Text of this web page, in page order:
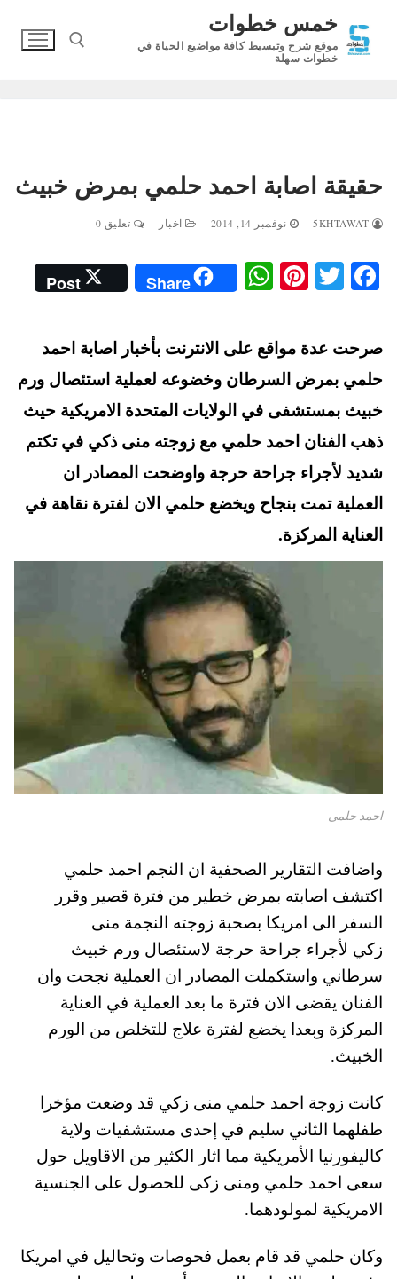
المحتوى
خمس خطوات
موقع شرح وتبسيط كافة مواضيع الحياة في
خطوات سهلة
حقيقة اصابة احمد حلمي بمرض خبيث
نوفمبر 14, 2014 اخبار تعليق 0
Fa
ok
T
r
Pi
er
es
t
W
ha
ts
A
pp
Share
Post
صرحت عدة مواقع على الانترنت بأخبار اصابة احمد
حلمي بمرض السرطان وخضوعه لعملية استئصال ورم
خبيث بمستشفى في الولايات المتحدة الامريكية حيث
ذهب الفنان احمد حلمي مع زوجته منى ذكي في تكتم
شديد لأجراء جراحة حرجة واوضحت المصادر ان
العملية تمت بنجاح ويخضع حلمي الان لفترة نقاهة في
العناية المركزة.
احمد حلمى
واضافت التقارير الصحفية ان النجم احمد حلمي
اكتشف اصابته بمرض خطير من فترة قصير وقرر
السفر الى امريكا بصحبة زوجته النجمة منى
زكي لأجراء جراحة حرجة لاستئصال ورم خبيث
سرطاني واستكملت المصادر ان العملية نجحت وان
الفنان يقضى الان فترة ما بعد العملية في العناية
المركزة وبعدا يخضع لفترة علاج للتخلص من الورم
الخبيث.
كانت زوجة احمد حلمي منى زكي قد وضعت مؤخرا
طفلهما الثاني سليم في إحدى مستشفيات ولاية
كاليفورنيا الأمريكية مما اثار الكثير من الاقاويل حول
سعى احمد حلمي ومنى زكى للحصول على الجنسية
الامريكية لمولودهما.
وكان حلمي قد قام بعمل فحوصات وتحاليل في امريكا